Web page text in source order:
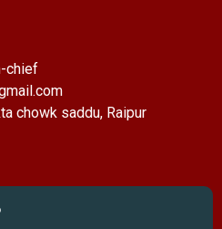
chief
chowk saddu, Raipur